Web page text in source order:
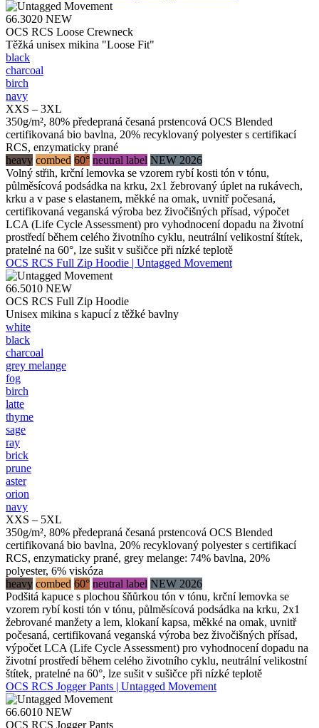
66.3020 NEW
OCS RCS Loose Crewneck
Těžká unisex mikina "Loose Fit"
black
charcoal
birch
navy
XXS – 3XL
350g/m², 80% předepraná česaná prstencová OCS Blended
certifikovaná bio bavlna, 20% recyklovaný polyester s certifikací
RCS, enzymaticky prané
heavy combed 60° neutral label NEW 2026
Volný střih, krční lemovka se vzorem rybí kosti tón v tónu,
půlměsícová podsádka na krku, 2x1 žebrovaný úplet na rukávech,
krku a v pase s elastanem, měkké na omak, uvnitř počesaná,
certifikovaná veganská výroba bez živočišných přísad, výpočet
LCA (Life Cycle Assessment) pro vyhodnocení dopadu na životní
prostředí během celého životního cyklu, neutrální velikostní štítek,
pratelné na 60°, lze sušit v sušičce při nízké teplotě
OCS RCS Full Zip Hoodie | Untagged Movement
66.5010 NEW
OCS RCS Full Zip Hoodie
Unisex mikina s kapucí z těžké bavlny
white
black
charcoal
grey melange
fog
birch
latte
thyme
sage
ray
brick
prune
aster
orion
navy
XXS – 5XL
350g/m², 80% předepraná česaná prstencová OCS Blended
certifikovaná bio bavlna, 20% recyklovaný polyester s certifikací
RCS, enzymaticky prané, grey melange: 74% bavlna, 20%
polyester, 6% viskóza
heavy combed 60° neutral label NEW 2026
Podšitá kapuce s plochou šňůrkou tón v tónu, krční lemovka se
vzorem rybí kosti tón v tónu, půlměsícová podsádka na krku, 2x1
žebrované manžety a lem, klokaní kapsa, měkké na omak, uvnitř
počesaná, certifikovaná veganská výroba bez živočišných přísad,
výpočet LCA (Life Cycle Assessment) pro vyhodnocení dopadu na
životní prostředí během celého životního cyklu, neutrální velikostní
štítek, pratelné na 60°, lze sušit v sušičce při nízké teplotě
OCS RCS Jogger Pants | Untagged Movement
66.6010 NEW
OCS RCS Jogger Pants